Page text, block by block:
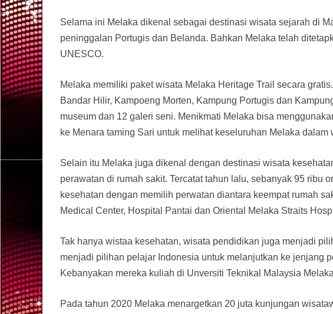
Selama ini Melaka dikenal sebagai destinasi wisata sejarah di
peninggalan Portugis dan Belanda. Bahkan Melaka telah
UNESCO.
Melaka memiliki paket wisata Melaka Heritage Trail secara
Bandar Hilir, Kampoeng Morten, Kampung Portugis dan
museum dan 12 galeri seni. Menikmati Melaka bisa
ke Menara taming Sari untuk melihat keseluruhan Melaka dalam
Selain itu Melaka juga dikenal dengan destinasi wisata
perawatan di rumah sakit. Tercatat tahun lalu, sebanyak 95 ribu
kesehatan dengan memilih perwatan diantara keempat rumah
Medical Center, Hospital Pantai dan Oriental Melaka Straits
Tak hanya wistaa kesehatan, wisata pendidikan juga menjadi
menjadi pilihan pelajar Indonesia untuk melanjutkan ke jenjang
Kebanyakan mereka kuliah di Unversiti Teknikal Malaysia
Pada tahun 2020 Melaka menargetkan 20 juta kunjungan